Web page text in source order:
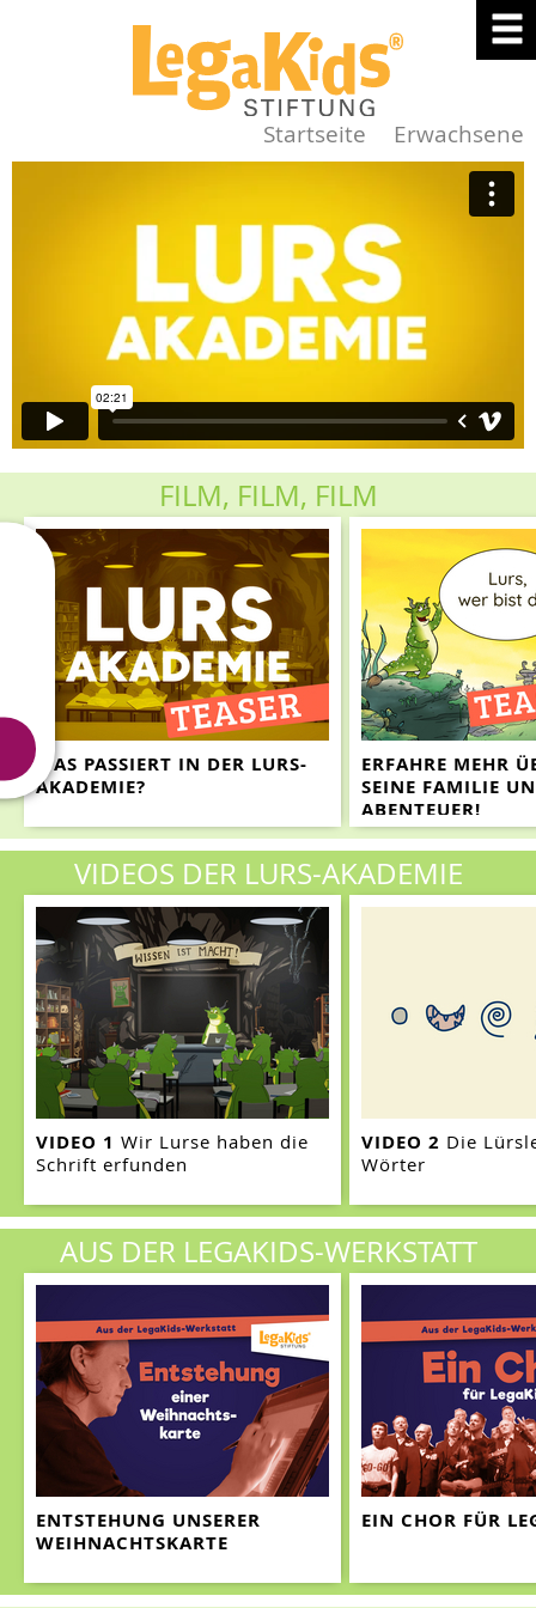
Startseite Erwachsene
FILM, FILM, FILM
WAS PASSIERT IN DER LURS-
AKADEMIE?
ERFAHRE MEHR
SEINE FAMILIE
ABENTEUER!
VIDEOS DER LURS-AKADEMIE
VIDEO 1 Wir Lurse haben die
Schrift erfunden
VIDEO 2 Die
Wörter
AUS DER LEGAKIDS-WERKSTATT
ENTSTEHUNG UNSERER
WEIHNACHTSKARTE
EIN CHOR FÜR